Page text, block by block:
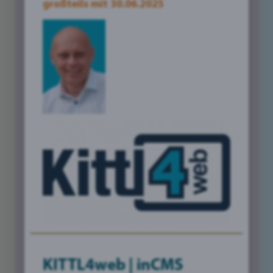
Doch was macht ein gutes Bild aus? Wie findet
man die passenden Motive und wie setzt man
sie optimal in Szene? Und welche Rolle spielen
Infografiken, Flyer und Visitenkarten in der
heutigen Zeit?
In diesem Artikel werfen wir einen genaueren
Blick auf die Bedeutung von visuellen
Elementen in der Werbung und geben Ihnen
praktische Tipps und Tricks an die Hand, mit
denen Sie Ihre Werbematerialien aufwerten und
Ihre Zielgruppe begeistern können. Wir zeigen
Ihnen, wie Sie Bilder auswählen und bearbeiten,
Infografiken erstellen und Ihre Printprodukte
Tauchen Sie ein in die Welt der visuellen
großteils mit 30.06.2025
KITTL4web | inCMS